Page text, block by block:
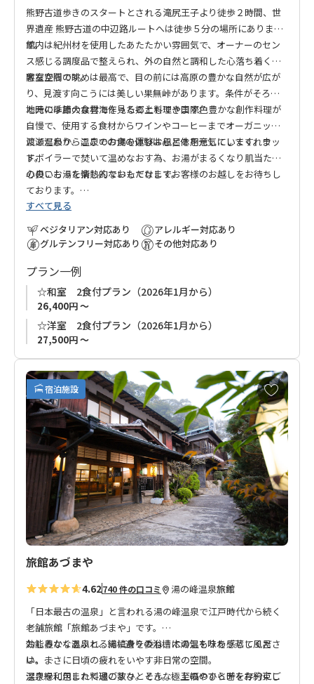
熊野古道歩きのスタートとされる滝尻王子より徒歩２時間、世
界遺産 熊野古道の中辺路ルートへは徒歩５分の場所にありま
す。
館内は紀州材を使用したあたたかい雰囲気で、オーナーのセン
ス感じる調度品で整えられ、外の自然と調和した心落ち着く素
敵な空間です。
客室からの眺めは最高で、目の前には高原の豊かな自然が広が
り、見渡す向こうには美しい果無峠があります。条件がそろっ
た時には雄大な雲海を見ることもできます。
地元の季節の食材で作った郷土料理や国際色豊かな創作料理が
自慢で、使用する食材からワインやコーヒーまでオーガニック
にこだわり、ここでの食の体験は心と体を元気にしてくれま
す。
渡瀬温泉から温泉のお湯を運びお風呂を用意しています。ウッ
ドボイラーで焚いて温めなおす為、お湯がまるくなり肌当たり
の良いお湯を楽しんでいただけます。
心のこもった情熱的なおもてなしでお客様のお越しをお待ちし
ております。
すべて見る
ベジタリアン対応あり
グルテンフリー対応あり
アレルギー対応あり
その他対応あり
プラン一例
☆和室 2食付プラン（2026年1月から）
26,400円 ～
☆洋室 2食付プラン（2026年1月から）
27,500円 ～
宿泊施設
お
気
に
入
り
に
追
加
旅館あづまや
4.62740 件の口コミ 湯の峰温泉旅館
「日本最古の温泉」と言われる湯の峰温泉で江戸時代から続く
老舗旅館「旅館あづまや」です。
効能豊かな温泉と、総槙造りの浴槽に湯気を味わう蒸し風呂
は、まさに日頃の疲れをいやす非日常の空間。
温泉を利用した料理の数々。そんな、至福のひと時を存分にご
おしみなくあふれる湯に身を委ね、木の温もりを感じてくださ
い。
深き緑に包まれて過ごすひととき。極上のやすらぎをお約束し